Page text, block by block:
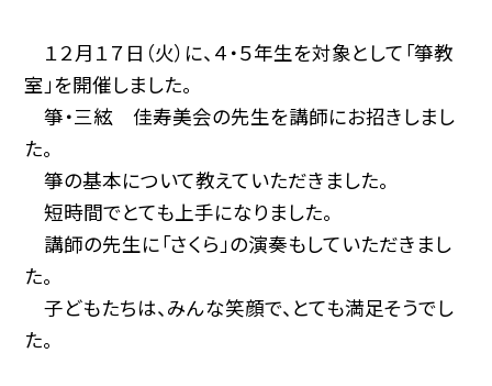
１２月１７日（火）に、４・５年生を対象として「箏教
室」を開催しました。
箏・三絃 佳寿美会の先生を講師にお招きしまし
た。
箏の基本について教えていただきました。
短時間でとても上手になりました。
講師の先生に「さくら」の演奏もしていただきまし
た。
子どもたちは、みんな笑顔で、とても満足そうでし
た。